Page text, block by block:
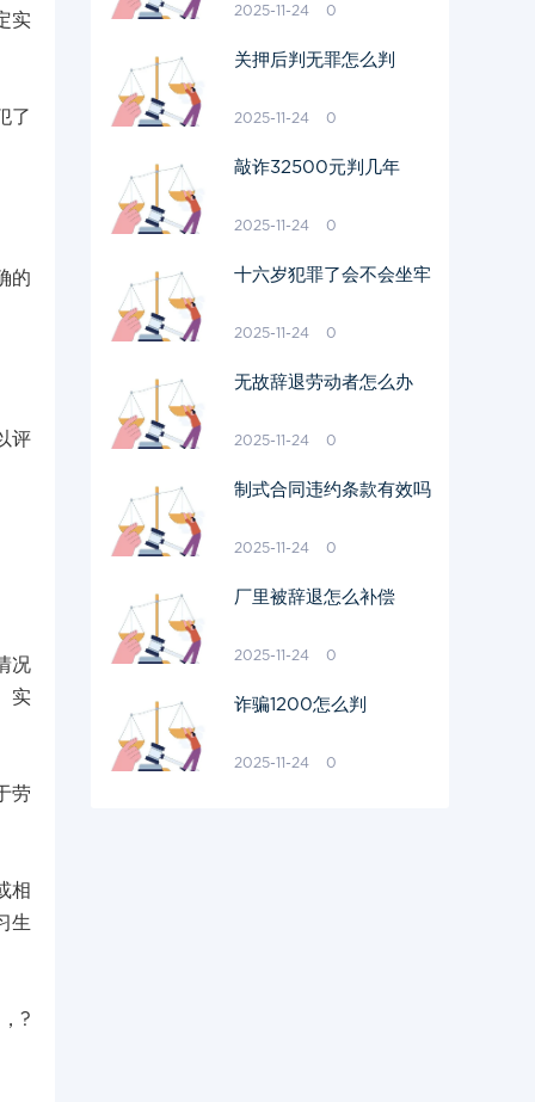
实
了
的
评
况
实
劳
相
生
?
2025-11-24 0
关押后判无罪怎么判
2025-11-24 0
敲诈32500元判几年
2025-11-24 0
十六岁犯罪了会不会坐牢
2025-11-24 0
无故辞退劳动者怎么办
2025-11-24 0
制式合同违约条款有效吗
2025-11-24 0
厂里被辞退怎么补偿
2025-11-24 0
诈骗1200怎么判
2025-11-24 0